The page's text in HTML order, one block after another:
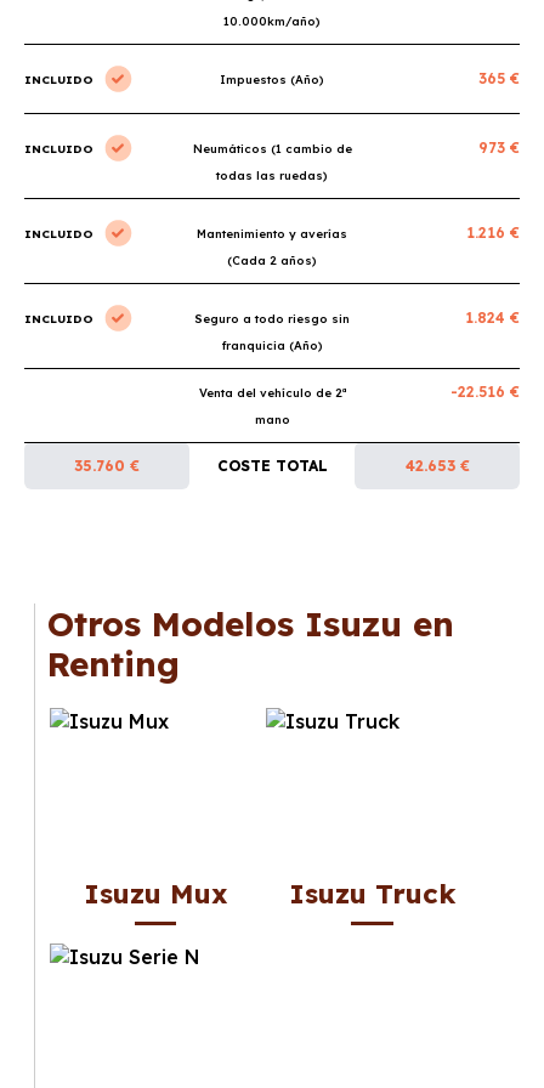
10.000km/año)
INCLUIDO Impuestos (Año) 365 €
INCLUIDO
Neumáticos (1 cambio de
todas las ruedas)
973 €
INCLUIDO
Mantenimiento y averías
(Cada 2 años)
1.216 €
INCLUIDO
Seguro a todo riesgo sin
franquicia (Año)
1.824 €
Venta del vehículo de 2ª
mano
-22.516 €
35.760 € COSTE TOTAL 42.653 €
Otros Modelos Isuzu en
Renting
Isuzu Mux Isuzu Truck